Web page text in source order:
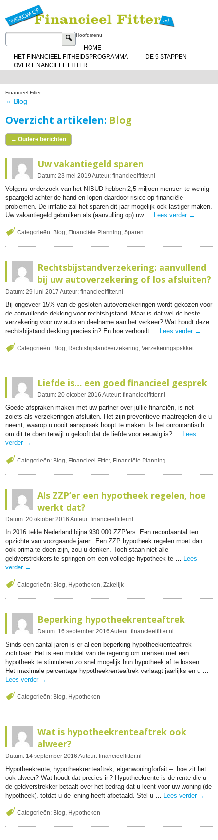
Zoeken
naar:
Hoofdmenu
HOME
HET FINANCIEEL FITHEIDSPROGRAMMA
DE 5 STAPPEN
OVER FINANCIEEL FITTER
Financieel Fitter
» Blog
Overzicht artikelen: Blog
← Oudere berichten
Uw vakantiegeld sparen
Datum: 23 mei 2019 Auteur: financieelfitter.nl
Volgens onderzoek van het NIBUD hebben 2,5 miljoen mensen te weinig
spaargeld achter de hand en lopen daardoor risico op financiële
problemen. De inflatie zal het sparen dit jaar mogelijk ook lastiger maken.
Uw vakantiegeld gebruiken als (aanvulling op) uw …
Lees verder →
Categorieën: Blog, Financiële Planning,Sparen
Rechtsbijstandverzekering: aanvullend
bij uw autoverzekering of los afsluiten?
Datum: 29 juni 2017 Auteur: financieelfitter.nl
Bij ongeveer 15% van de gesloten autoverzekeringen wordt gekozen voor
de aanvullende dekking voor rechtsbijstand. Maar is dat wel de beste
verzekering voor uw auto en deelname aan het verkeer? Wat houdt deze
rechtsbijstand dekking precies in? En hoe verhoudt … Lees verder →
Categorieën: Blog Rechtsbijstandverzekering ,Verzekeringspakket
Liefde is… een goed financieel gesprek
Datum: 20 oktober 2016 Auteur: financieelfitter.nl
Goede afspraken maken met uw partner over jullie financiën, is net
zoiets als verzekeringen afsluiten. Het zijn preventieve maatregelen die u
neemt, waarop u nooit aanspraak hoopt te maken. Is het onromantisch
om dit te doen terwijl u gelooft dat de liefde voor eeuwig is? … Lees
verder →
Categorieën: Blog Financieel Fitter, Financiële Planning
Als ZZP’er een hypotheek regelen, hoe
werkt dat?
Datum: 20 oktober 2016 Auteur: financieelfitter.nl
In 2016 telde Nederland bijna 930.000 ZZP’ers. Een recordaantal ten
opzichte van voorgaande jaren. Een ZZP hypotheek regelen moet dan
ook prima te doen zijn, zou u denken. Toch staan niet alle
geldverstrekkers te springen om een volledige hypotheek te … Lees
verder →
Categorieën: Blog, Hypotheken,Zakelijk
Beperking hypotheekrenteaftrek
Datum: 16 september 2016 Auteur: financieelfitter.nl
Sinds een aantal jaren is er al een beperking hypotheekrenteaftrek
zichtbaar. Het is een middel van de regering om mensen met een
hypotheek te stimuleren zo snel mogelijk hun hypotheek af te lossen.
Het maximale percentage hypotheekrenteaftrek verlaagt jaarlijks en u …
Lees verder →
Categorieën: Blog, Hypotheken
Wat is hypotheekrenteaftrek ook
alweer?
Datum: 14 september 2016 Auteur: financieelfitter.nl
Hypotheekrente, hypotheekrenteaftrek, eigenwoningforfait – hoe zit het
ook alweer? Wat houdt dat precies in? Hypotheekrente is de rente die u
de geldverstrekker betaalt over het bedrag dat u leent voor uw woning (de
hypotheek), totdat u de lening heeft afbetaald. Stel u … Lees verder →
Categorieën: Blog, Hypotheken